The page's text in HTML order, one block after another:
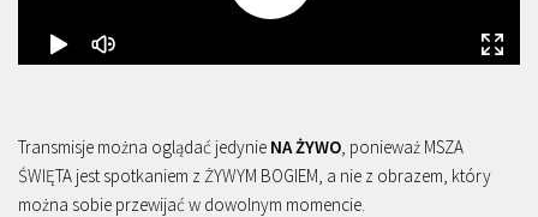
Transmisje można oglądać jedynie NA ŻYWO , ponieważ MSZA
ŚWIĘTA jest spotkaniem z ŻYWYM BOGIEM, a nie z obrazem, który
można sobie przewijać w dowolnym momencie.